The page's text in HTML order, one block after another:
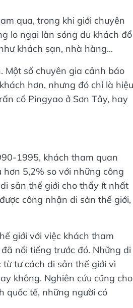
qua, trong khi giới chuyên
lo ngại làn sóng du khách đổ
khách sạn, nhà hàng...
số chuyên gia cảnh báo
hơn, nhưng đó chỉ là hiệu
cổ Pingyao ở Sơn Tây, hay
1995, khách tham quan
5,2% so với những công
sản thế giới cho thấy ít nhất
công nhận di sản thế giới,
giới với việc khách tham
nổi tiếng trước đó. Những di
từ tư cách di sản thế giới vì
không. Nghiên cứu cũng cho
quốc tế, những người có